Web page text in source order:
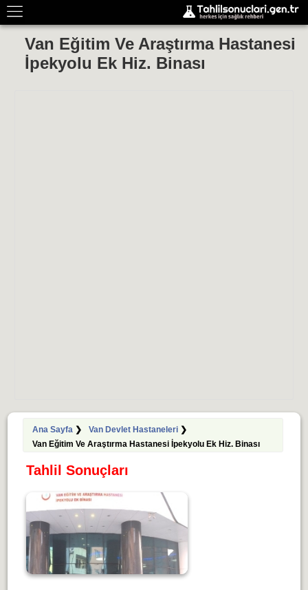
Van Eğitim Ve Araştırma Hastanesi
İpekyolu Ek Hiz. Binası
Ana Sayfa❯ Van Devlet Hastaneleri❯
Van Eğitim Ve Araştırma Hastanesi İpekyolu Ek Hiz. Binası
Tahlil Sonuçları